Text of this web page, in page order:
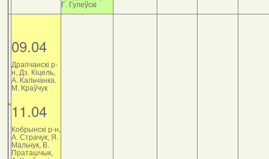
Г. Гулеўскі
09.04
Драгічанскі р-
н, Дз. Кіцель,
А. Кальчанка,
М. Краўчук
11.04
Кобрынскі р-н,
А. Страчук, Я.
Мальчук, В.
Праташчык,